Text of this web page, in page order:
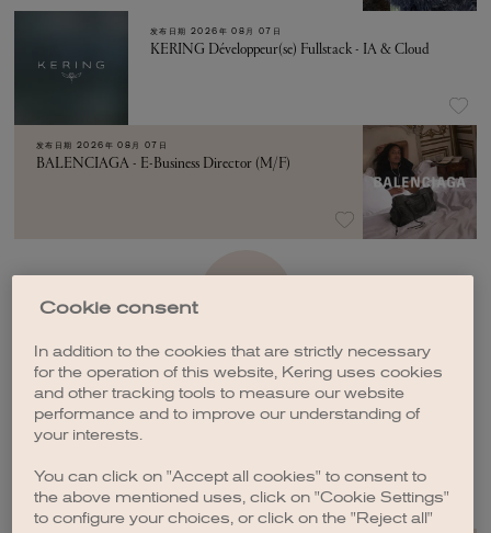
发布日期 2026年 08月 07日
KERING Développeur(se) Fullstack - IA & Cloud
发布日期 2026年 08月 07日
BALENCIAGA - E-Business Director (M/F)
Cookie consent
In addition to the cookies that are strictly necessary
for the operation of this website, Kering uses cookies
and other tracking tools to measure our website
performance and to improve our understanding of
your interests.
You can click on "Accept all cookies" to consent to
the above mentioned uses, click on "Cookie Settings"
to configure your choices, or click on the "Reject all"